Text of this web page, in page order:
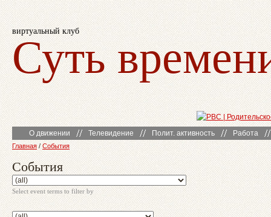
виртуальный клуб
Суть
О движении Телевидение Полит. активность Работа
Главная / События
События
Select event terms to filter by